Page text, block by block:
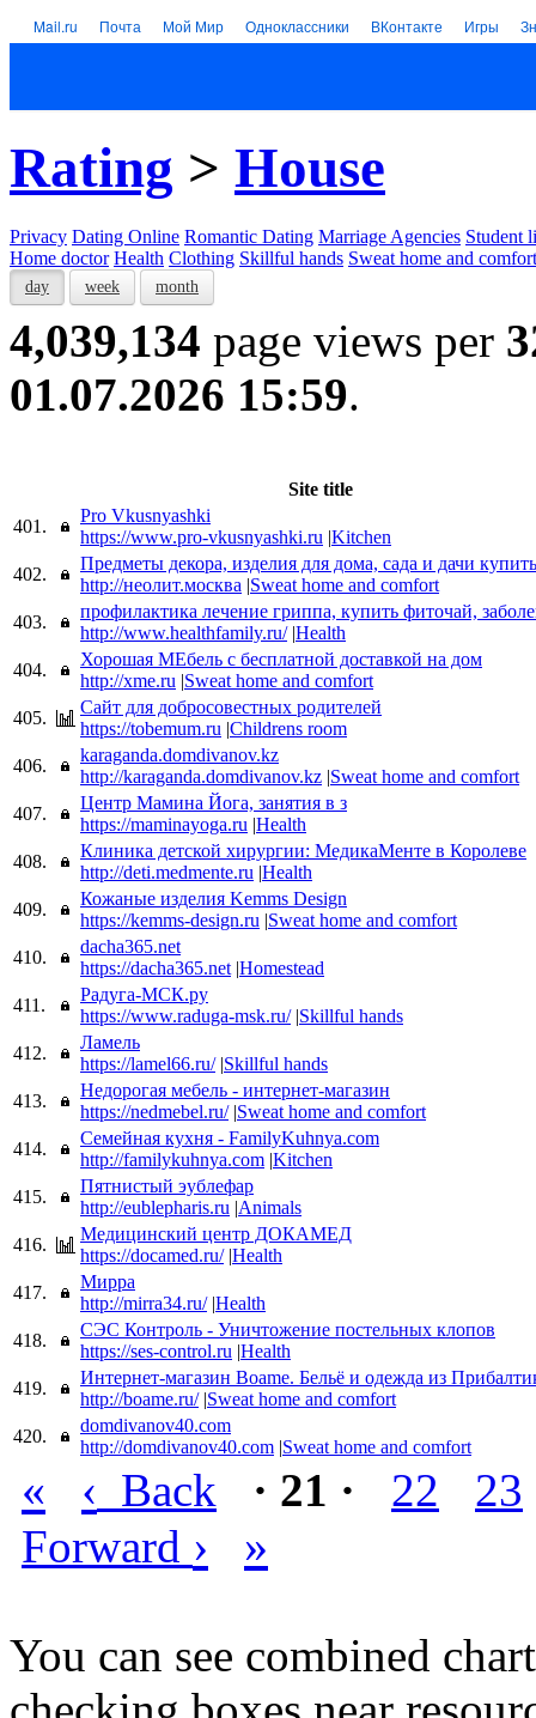
Mail.ru Почта Мой Мир Одноклассники ВКонтакте Игры
Rating > House
Privacy Dating Online Romantic Dating Marriage Agencies Student
Home doctor Health Clothing Skillful hands Sweat home and comfort
day week month
4,039,134 page views per
01.07.2026 15:59.
Site title
401.
Pro Vkusnyashki
https://www.pro-vkusnyashki.ru |Kitchen
402.
Предметы декора, изделия для дома, сада и дачи
http://неолит.москва |Sweat home and comfort
403.
профилактика лечение гриппа, купить фиточай,
http://www.healthfamily.ru/ |Health
404.
Хорошая МЕбель с бесплатной доставкой на дом
http://xme.ru |Sweat home and comfort
405.
Cайт для добросовестных родителей
https://tobemum.ru |Childrens room
406.
karaganda.domdivanov.kz
http://karaganda.domdivanov.kz |Sweat home and comfort
407.
Центр Мамина Йога, занятия в з
https://maminayoga.ru |Health
408.
Клиника детской хирургии: МедикаМенте в Королеве
http://deti.medmente.ru |Health
409.
Кожаные изделия Kemms Design
https://kemms-design.ru |Sweat home and comfort
410.
dacha365.net
https://dacha365.net |Homestead
411.
Радуга-МСК.ру
https://www.raduga-msk.ru/ |Skillful hands
412.
Ламель
https://lamel66.ru/ |Skillful hands
413.
Недорогая мебель - интернет-магазин
https://nedmebel.ru/ |Sweat home and comfort
414.
Семейная кухня - FamilyKuhnya.com
http://familykuhnya.com |Kitchen
415.
Пятнистый эублефар
http://eublepharis.ru |Animals
416.
Медицинский центр ДОКАМЕД
https://docamed.ru/ |Health
417.
Мирра
http://mirra34.ru/ |Health
418.
СЭС Контроль - Уничтожение постельных клопов
https://ses-control.ru |Health
419.
Интернет-магазин Boame. Бельё и одежда из
http://boame.ru/ |Sweat home and comfort
420.
domdivanov40.com
http://domdivanov40.com |Sweat home and comfort
« ‹ Back · 21 · 22
23
Forward › »
You can see combined